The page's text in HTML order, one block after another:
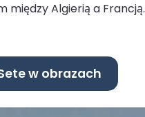
między Algierią a Francją.
w obrazach